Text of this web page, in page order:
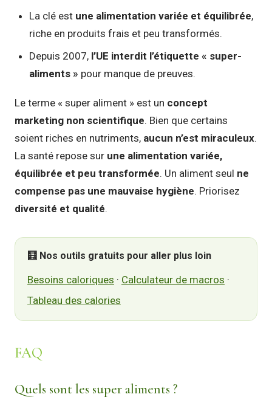
La clé est une alimentation variée et équilibrée,
riche en produits frais et peu transformés.
Depuis 2007, l’UE interdit l’étiquette « super-
aliments » pour manque de preuves.
Le terme « super aliment » est un concept
marketing non scientifique. Bien que certains
soient riches en nutriments, aucun n’est miraculeux.
La santé repose sur une alimentation variée,
équilibrée et peu transformée. Un aliment seul ne
compense pas une mauvaise hygiène. Priorisez
diversité et qualité.
🧮 Nos outils gratuits pour aller plus loin
Besoins caloriques · Calculateur de macros ·
Tableau des calories
FAQ
Quels sont les super aliments ?